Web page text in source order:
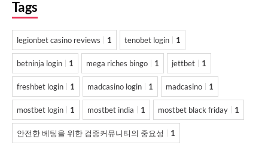
Tags
legionbet casino reviews 1 tenobet login 1
betninja login 1 mega riches bingo 1 jettbet 1
freshbet login 1 madcasino login 1 madcasino 1
mostbet login 1 mostbet india 1 mostbet black friday 1
안전한 베팅을 위한 검증커뮤니티의 중요성 1